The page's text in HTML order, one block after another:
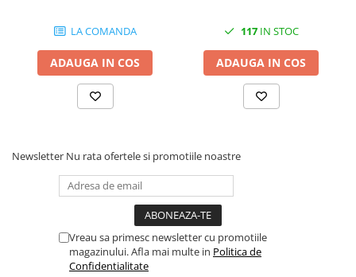
Conectori & mufe retea
Rack-uri & accesorii rack
Patch panel-uri
Antene & amplificatoare semnal
UPS & Stabilizatoare
LA COMANDA
ADAUGA IN COS
117IN STOC
ADAUGA IN COS
Newsletter Nu rata ofertele si promotiile noastre
Vreau sa primesc newsletter cu promotiile
magazinului. Afla mai multe in Politica de
Confidentialitate